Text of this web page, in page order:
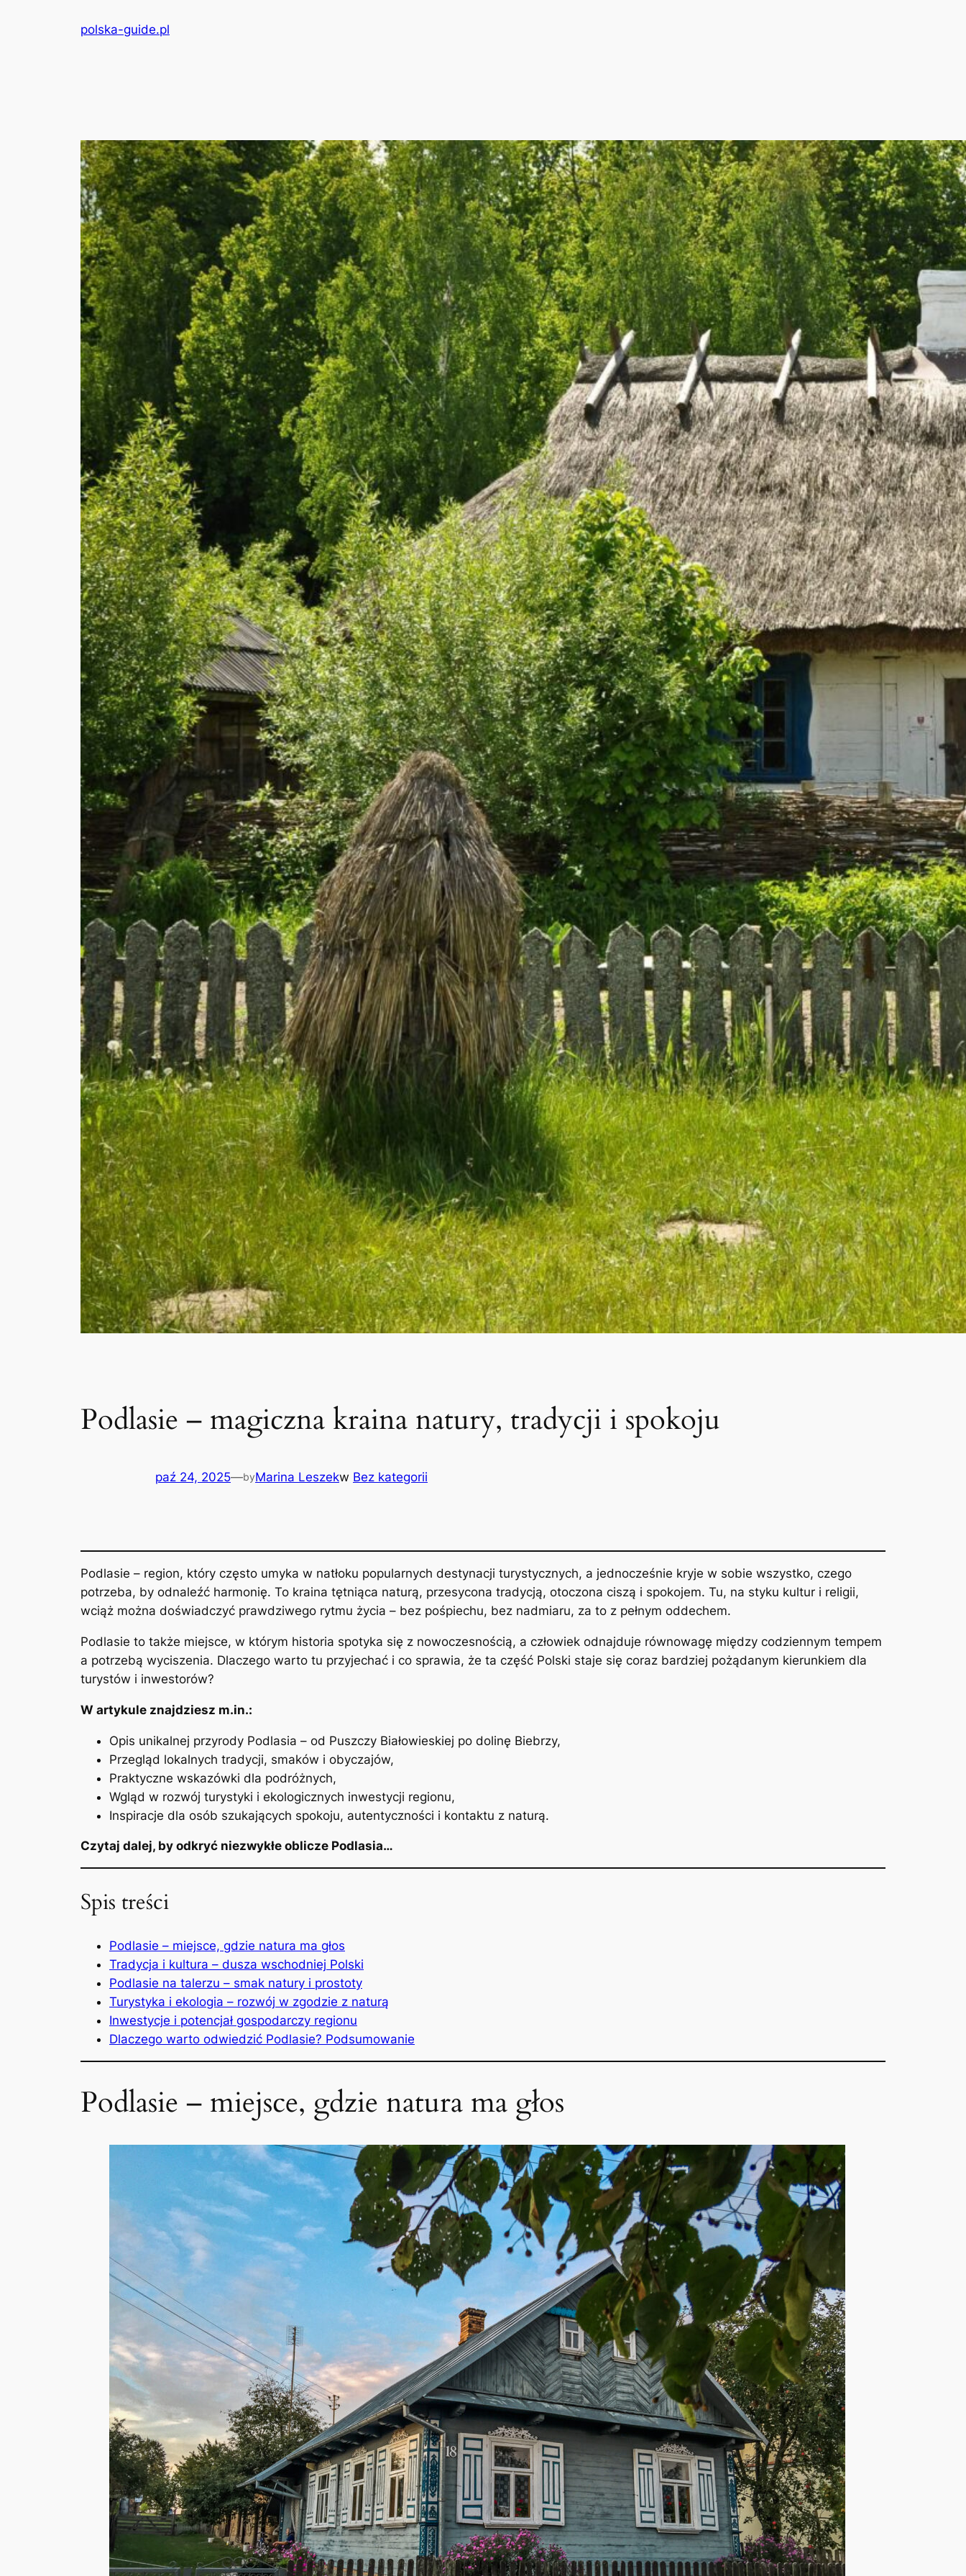
polska-guide.pl
Podlasie – magiczna kraina natury, tradycji i spokoju
paź 24, 2025—byMarina Leszekw Bez kategorii
Podlasie – region, który często umyka w natłoku popularnych destynacji turystycznych, a jednocześnie kryje w sobie wszystko, czego
potrzeba, by odnaleźć harmonię. To kraina tętniąca naturą, przesycona tradycją, otoczona ciszą i spokojem. Tu, na styku kultur i religii,
wciąż można doświadczyć prawdziwego rytmu życia – bez pośpiechu, bez nadmiaru, za to z pełnym oddechem.
Podlasie to także miejsce, w którym historia spotyka się z nowoczesnością, a człowiek odnajduje równowagę między codziennym tempem
a potrzebą wyciszenia. Dlaczego warto tu przyjechać i co sprawia, że ta część Polski staje się coraz bardziej pożądanym kierunkiem dla
turystów i inwestorów?
W artykule znajdziesz m.in.:
Opis unikalnej przyrody Podlasia – od Puszczy Białowieskiej po dolinę Biebrzy,
Przegląd lokalnych tradycji, smaków i obyczajów,
Praktyczne wskazówki dla podróżnych,
Wgląd w rozwój turystyki i ekologicznych inwestycji regionu,
Inspiracje dla osób szukających spokoju, autentyczności i kontaktu z naturą.
Czytaj dalej, by odkryć niezwykłe oblicze Podlasia…
Spis treści
Podlasie – miejsce, gdzie natura ma głos
Tradycja i kultura – dusza wschodniej Polski
Podlasie na talerzu – smak natury i prostoty
Turystyka i ekologia – rozwój w zgodzie z naturą
Inwestycje i potencjał gospodarczy regionu
Dlaczego warto odwiedzić Podlasie? Podsumowanie
Podlasie – miejsce, gdzie natura ma głos